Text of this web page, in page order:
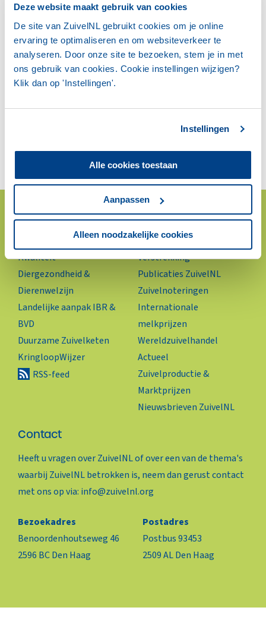
Deze website maakt gebruik van cookies
De site van ZuivelNL gebruikt cookies om je online
ervaring te optimaliseren en om websiteverkeer te
analyseren. Door onze site te bezoeken, stem je in met
ons gebruik van cookies. Cookie instellingen wijzigen?
Klik dan op 'Instellingen'.
Instellingen
Alle cookies toestaan
Aanpassen
Alleen noodzakelijke cookies
PRODUCER PRICES FOR MILK 2016 (PDF)
LTO INTERNATIONAL COMPARISON OF
PRODUCER PRICES FOR MILK 2015 (PDF)
PRODUCER PRICES FOR MILK 2014 (PDF)
Direct naar
Voedselveiligheid &
Kwaliteit
Diergezondheid &
Dierenwelzijn
Landelijke aanpak IBR &
BVD
Duurzame Zuivelketen
KringloopWijzer
RSS-feed
Gegevensbeheer &
Verstrekking
Publicaties ZuivelNL
Zuivelnoteringen
Internationale
melkprijzen
Wereldzuivelhandel
Actueel
Zuivelproductie &
Marktprijzen
Nieuwsbrieven ZuivelNL
Contact
Heeft u vragen over ZuivelNL of over een van de thema's
waarbij ZuivelNL betrokken is, neem dan gerust contact
met ons op via: info@zuivelnl.org
Bezoekadres
Benoordenhoutseweg 46
2596 BC Den Haag
Postadres
Postbus 93453
2509 AL Den Haag